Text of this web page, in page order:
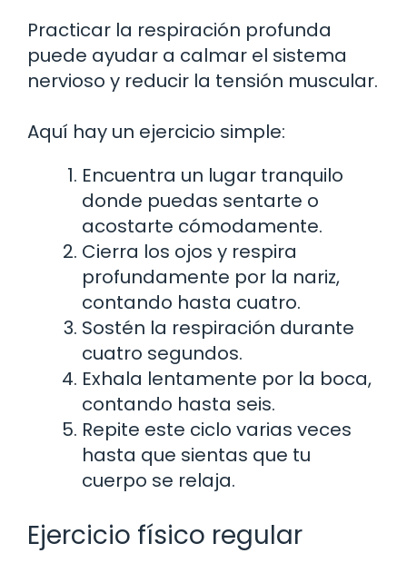
Practicar la respiración profunda
puede ayudar a calmar el sistema
nervioso y reducir la tensión muscular.
Aquí hay un ejercicio simple:
Encuentra un lugar tranquilo
donde puedas sentarte o
acostarte cómodamente.
Cierra los ojos y respira
profundamente por la nariz,
contando hasta cuatro.
Sostén la respiración durante
cuatro segundos.
Exhala lentamente por la boca,
contando hasta seis.
Repite este ciclo varias veces
hasta que sientas que tu
cuerpo se relaja.
Ejercicio físico regular